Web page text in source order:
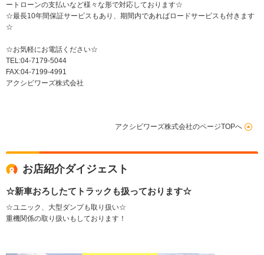
ートローンの支払いなど様々な形で対応しております☆
☆最長10年間保証サービスもあり、期間内であればロードサービスも付きます
☆
☆お気軽にお電話ください☆
TEL:04-7179-5044
FAX:04-7199-4991
アクシビワーズ株式会社
アクシビワーズ株式会社のページTOPへ
お店紹介ダイジェスト
☆新車おろしたてトラックも扱っております☆
☆ユニック、大型ダンプも取り扱い☆
重機関係の取り扱いもしております！